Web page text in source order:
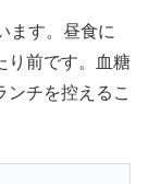
ます。昼食に
り前です。血糖
チを控えるこ